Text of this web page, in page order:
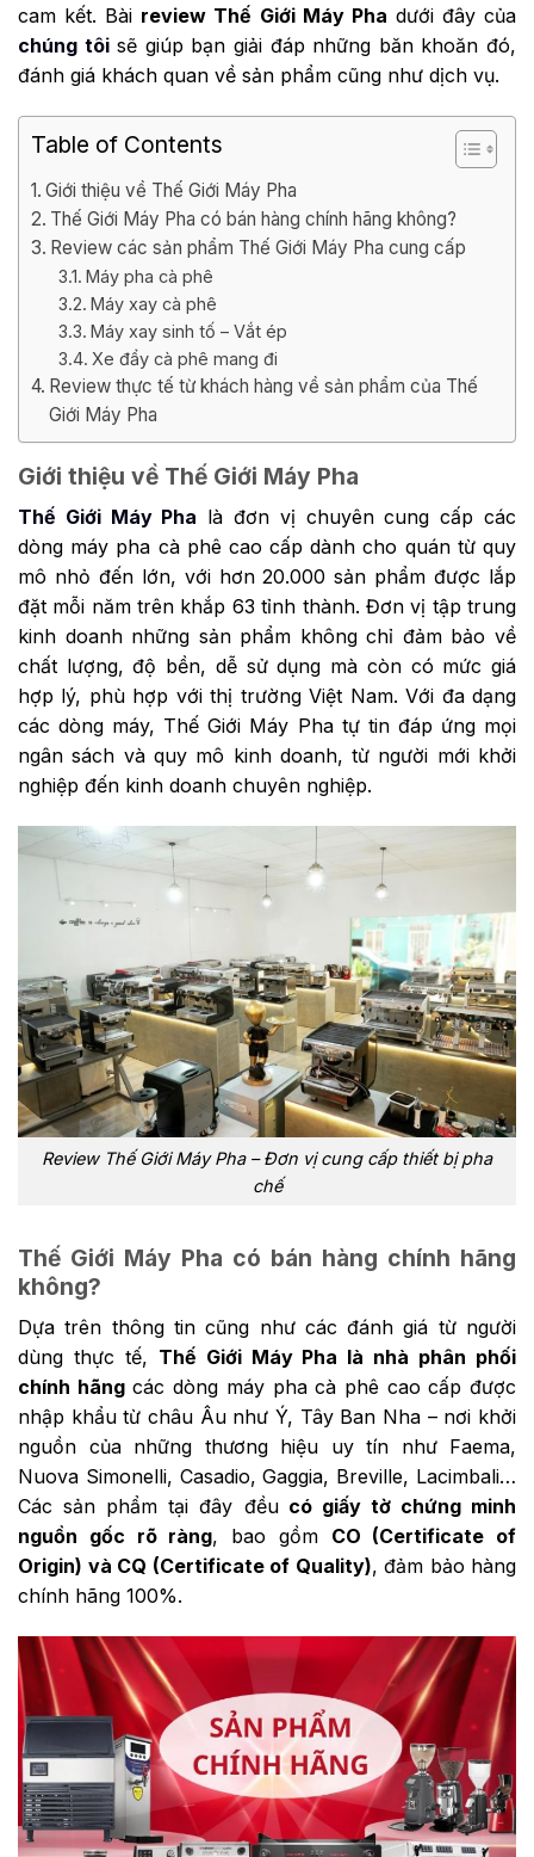
cam kết. Bài review Thế Giới Máy Pha dưới đây của
chúng tôisẽ giúp bạn giải đáp những băn khoăn đó,
đánh giá khách quan về sản phẩm cũng như dịch vụ.
Table of Contents
Giới thiệu về Thế Giới Máy Pha
Thế Giới Máy Pha có bán hàng chính hãng không?
Review các sản phẩm Thế Giới Máy Pha cung cấp
Máy pha cà phê
Máy xay cà phê
Máy xay sinh tố – Vắt ép
Xe đẩy cà phê mang đi
Review thực tế từ khách hàng về sản phẩm của Thế
Giới Máy Pha
Giới thiệu về Thế Giới Máy Pha
Thế Giới Máy Pha là đơn vị chuyên cung cấp các
dòng máy pha cà phê cao cấp dành cho quán từ quy
mô nhỏ đến lớn, với hơn 20.000 sản phẩm được lắp
đặt mỗi năm trên khắp 63 tỉnh thành. Đơn vị tập trung
kinh doanh những sản phẩm không chỉ đảm bảo về
chất lượng, độ bền, dễ sử dụng mà còn có mức giá
hợp lý, phù hợp với thị trường Việt Nam. Với đa dạng
các dòng máy, Thế Giới Máy Pha tự tin đáp ứng mọi
ngân sách và quy mô kinh doanh, từ người mới khởi
nghiệp đến kinh doanh chuyên nghiệp.
Review Thế Giới Máy Pha – Đơn vị cung cấp thiết bị pha
chế
Thế Giới Máy Pha có bán hàng chính hãng
không?
Dựa trên thông tin cũng như các đánh giá từ người
dùng thực tế, Thế Giới Máy Pha là nhà phân phối
chính hãngcác dòng máy pha cà phê cao cấp được
nhập khẩu từ châu Âu như Ý, Tây Ban Nha – nơi khởi
nguồn của những thương hiệu uy tín như Faema,
Nuova Simonelli, Casadio, Gaggia, Breville, Lacimbali…
Các sản phẩm tại đây đềucó giấy tờ chứng minh
nguồn gốc rõ ràng, bao gồm CO (Certificate of
Origin) và CQ (Certificate of Quality), đảm bảo hàng
chính hãng 100%.